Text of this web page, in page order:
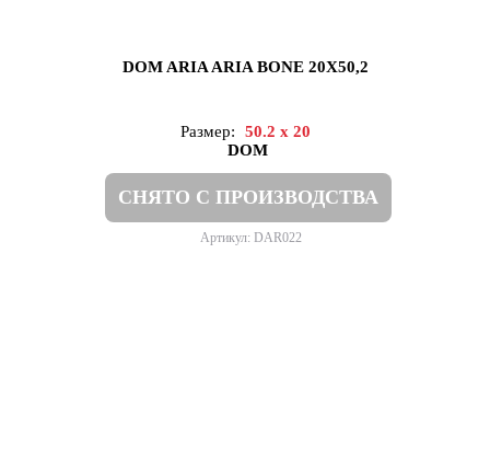
DOM ARIA ARIA BONE 20X50,2
Размер:
50.2 x 20
DOM
СНЯТО С ПРОИЗВОДСТВА
Артикул: DAR022